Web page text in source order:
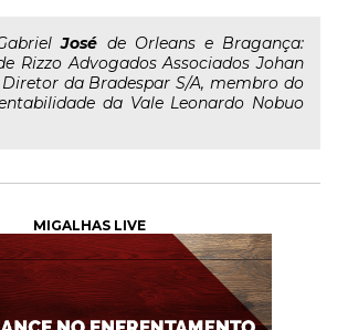
José de Orleans e Bragança:
Rizzo Advogados Associados Johan
da Bradespar S/A, membro do
da Vale Leonardo Nobuo
MIGALHAS LIVE